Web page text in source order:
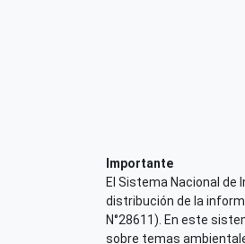
Importante
El Sistema Nacional
distribución de la
N°28611). En este
sobre temas